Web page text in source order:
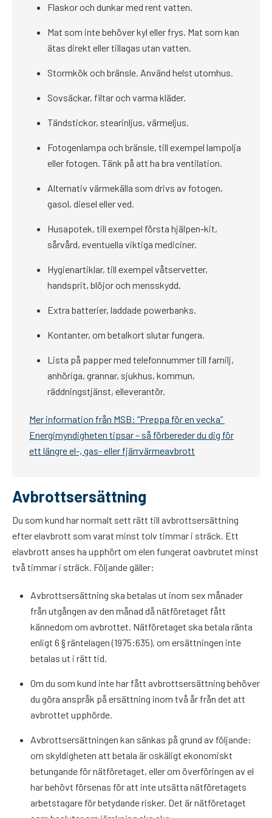
Flaskor och dunkar med rent vatten.
Mat som inte behöver kyl eller frys. Mat som kan
ätas direkt eller tillagas utan vatten.
Stormkök och bränsle. Använd helst utomhus.
Sovsäckar, filtar och varma kläder.
Tändstickor, stearinljus, värmeljus.
Fotogenlampa och bränsle, till exempel lampolja
eller fotogen. Tänk på att ha bra ventilation.
Alternativ värmekälla som drivs av fotogen,
gasol, diesel eller ved.
Husapotek, till exempel första hjälpen-kit,
sårvård, eventuella viktiga mediciner.
Hygienartiklar, till exempel våtservetter,
handsprit, blöjor och mensskydd.
Extra batterier, laddade powerbanks.
Kontanter, om betalkort slutar fungera.
Lista på papper med telefonnummer till familj,
anhöriga, grannar, sjukhus, kommun,
räddningstjänst, elleverantör.
Mer information från MSB: ”Preppa för en vecka”
Energimyndigheten tipsar – så förbereder du dig för
ett längre el-, gas- eller fjärrvärmeavbrott
Avbrottsersättning
Du som kund har normalt sett rätt till avbrottsersättning
efter elavbrott som varat minst tolv timmar i sträck. Ett
elavbrott anses ha upphört om elen fungerat oavbrutet minst
två timmar i sträck. Följande gäller:
Avbrottsersättning ska betalas ut inom sex månader
från utgången av den månad då nätföretaget fått
kännedom om avbrottet. Nätföretaget ska betala ränta
enligt 6 § räntelagen (1975:635), om ersättningen inte
betalas ut i rätt tid.
Om du som kund inte har fått avbrottsersättning behöver
du göra anspråk på ersättning inom två år från det att
avbrottet upphörde.
Avbrottsersättningen kan sänkas på grund av följande:
om skyldigheten att betala är oskäligt ekonomiskt
betungande för nätföretaget, eller om överföringen av el
har behövt försenas för att inte utsätta nätföretagets
arbetstagare för betydande risker. Det är nätföretaget